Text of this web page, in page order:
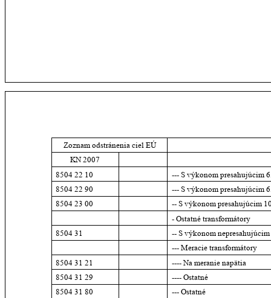
Zoznam odstránenia ciel EÚ
KN 2007
8504 22 10
--- S výkonom presahujúcim
8504 22 90
--- S výkonom presahujúcim
8504 23 00
-- S výkonom presahujúcim
- Ostatné transformátory
8504 31
-- S výkonom
--- Meracie transformátory
8504 31 21
---- Na meranie napätia
8504 31 29
---- Ostatné
8504 31 80
--- Ostatné